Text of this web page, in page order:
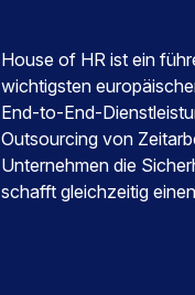
House of HR ist ein
wichtigsten
End-to-End-
Outsourcing von
Unternehmen die
schafft gleichzeitig